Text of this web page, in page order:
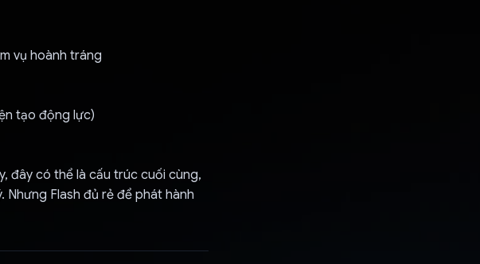
vụ hoành tráng
tạo động lực)
đây có thể là cấu trúc cuối cùng,
Nhưng Flash đủ rẻ để phát hành